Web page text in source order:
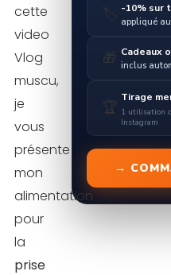
🏷️ -10% sur
appliqué
🎁 Cadeaux
inclus
🏆
Tirage
1 utilisation
Instagram
→
cette
video
Vlog
muscu,
je
vous
présente
mon
alimentation
pour
la
prise